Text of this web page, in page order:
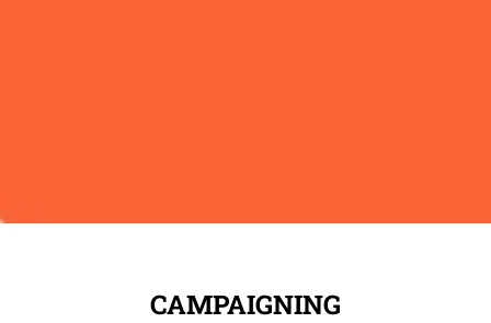
CAMPAIGNING